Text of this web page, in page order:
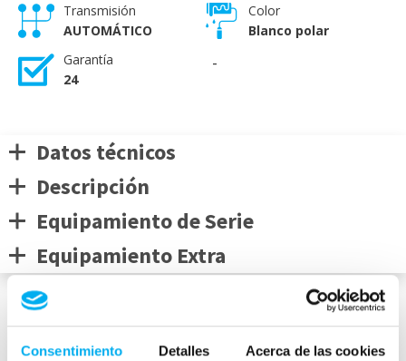
Consentimiento Detalles Acerca de las cookies
Transmisión
AUTOMÁTICO
Garantía
24
Color
Blanco polar
-
Datos técnicos
Descripción
Equipamiento de Serie
Equipamiento Extra
Medidas del vehículo